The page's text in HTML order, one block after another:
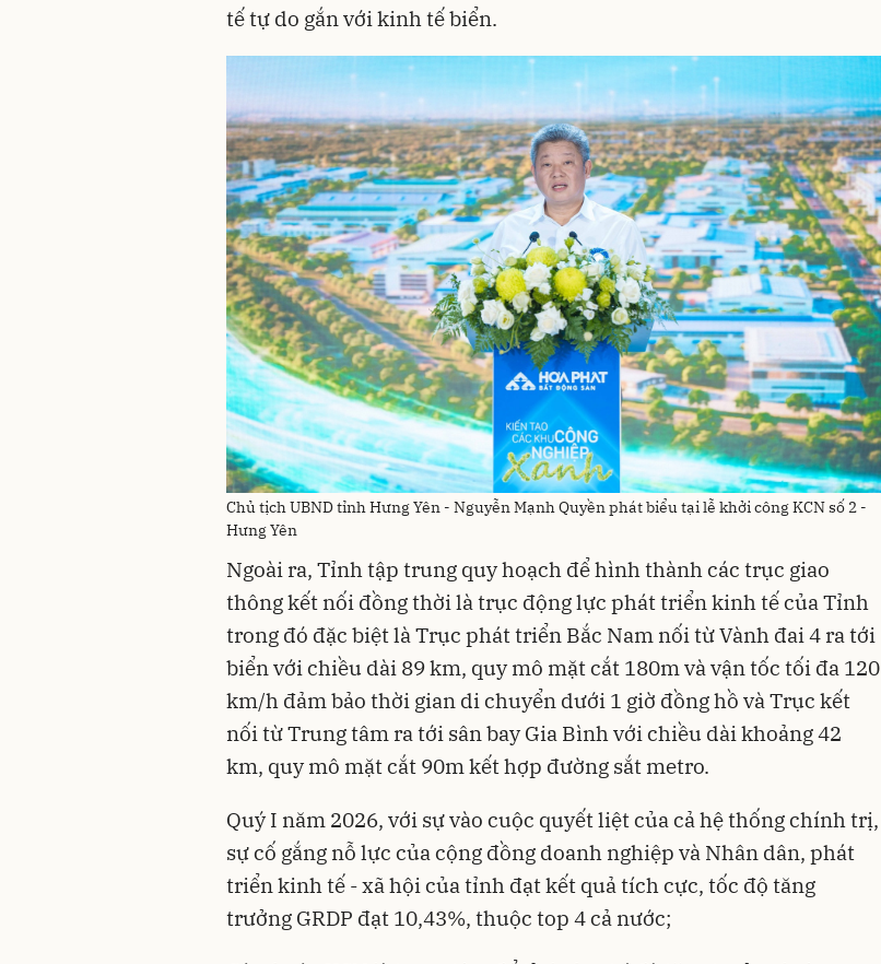
tế tự do gắn với kinh tế biển.
Chủ tịch UBND tỉnh Hưng Yên - Nguyễn Mạnh Quyền phát biểu tại lễ khởi công KCN số 2 -
Hưng Yên
Ngoài ra, Tỉnh tập trung quy hoạch để hình thành các trục giao
thông kết nối đồng thời là trục động lực phát triển kinh tế của Tỉnh
trong đó đặc biệt là Trục phát triển Bắc Nam nối từ Vành đai 4 ra tới
biển với chiều dài 89 km, quy mô mặt cắt 180m và vận tốc tối đa 120
km/h đảm bảo thời gian di chuyển dưới 1 giờ đồng hồ và Trục kết
nối từ Trung tâm ra tới sân bay Gia Bình với chiều dài khoảng 42
km, quy mô mặt cắt 90m kết hợp đường sắt metro.
Quý I năm 2026, với sự vào cuộc quyết liệt của cả hệ thống chính trị,
sự cố gắng nỗ lực của cộng đồng doanh nghiệp và Nhân dân, phát
triển kinh tế - xã hội của tỉnh đạt kết quả tích cực, tốc độ tăng
trưởng GRDP đạt 10,43%, thuộc top 4 cả nước;